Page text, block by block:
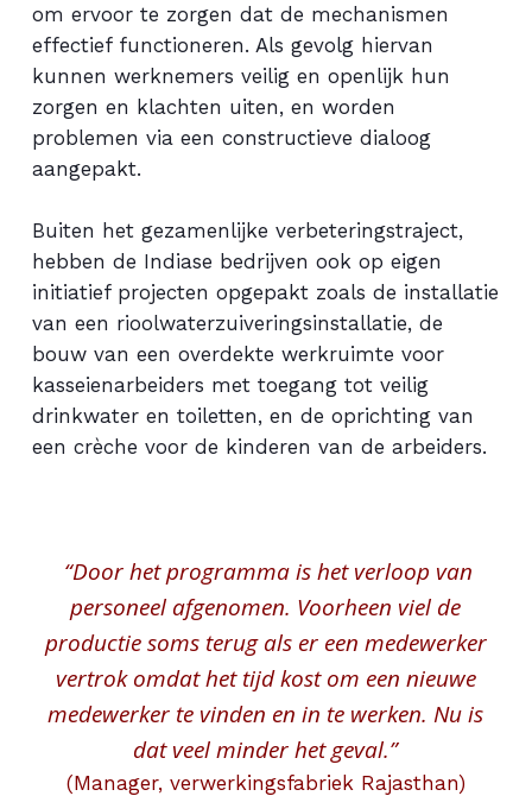
om ervoor te zorgen dat de mechanismen
effectief functioneren. Als gevolg hiervan
kunnen werknemers veilig en openlijk hun
zorgen en klachten uiten, en worden
problemen via een constructieve dialoog
aangepakt.
Buiten het gezamenlijke verbeteringstraject,
hebben de Indiase bedrijven ook op eigen
initiatief projecten opgepakt zoals de installatie
van een rioolwaterzuiveringsinstallatie, de
bouw van een overdekte werkruimte voor
kasseienarbeiders met toegang tot veilig
drinkwater en toiletten, en de oprichting van
een crèche voor de kinderen van de arbeiders.
“Door het programma is het verloop van
personeel afgenomen. Voorheen viel de
productie soms terug als er een medewerker
vertrok omdat het tijd kost om een nieuwe
medewerker te vinden en in te werken. Nu is
dat veel minder het geval.”
(Manager, verwerkingsfabriek Rajasthan)